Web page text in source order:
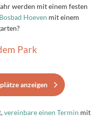
werden mit einem festen
Hoeven mit einem
Park
anzeigen
vereinbare einen Termin mit